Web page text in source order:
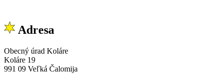
Adresa
Obecný úrad Koláre
Koláre 19
991 09 Veľká Čalomija